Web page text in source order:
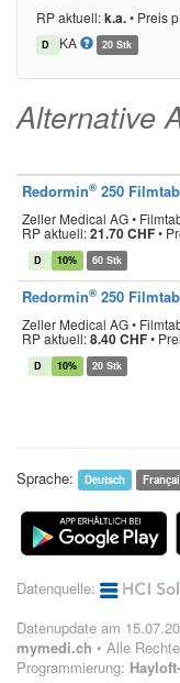
RP aktuell:k.a.• Preis
D KA 20 Stk
Alternative
Redormin® 250
Zeller Medical AG •
RP aktuell:21.70 CHF•
D 10% 60 Stk
Redormin® 250
Zeller Medical AG •
RP aktuell:8.40 CHF•
D 10% 20 Stk
Sprache: Deutsch
Datenquelle:
Datenupdate am
mymedi.ch • Alle
Programmierung: